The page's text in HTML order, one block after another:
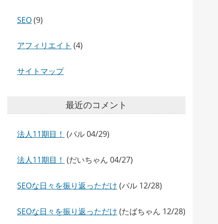
SEO(9)
アフィリエイト (4)
サイトマップ
最近のコメント
法人11期目！ (パル 04/29)
法人11期目！ (だいちゃん 04/27)
SEOな日々を振り返っただけ (パル 12/28)
SEOな日々を振り返っただけ (たばちゃん 12/28)